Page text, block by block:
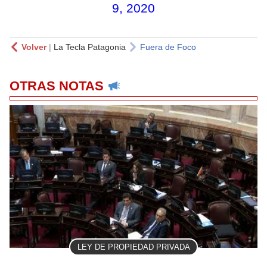
9, 2020
Volver| La Tecla Patagonia Fuera de Foco
OTRAS NOTAS
LEY DE PROPIEDAD PRIVADA